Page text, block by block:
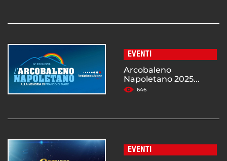
EVENTI
Arcobaleno
Napoletano 2025...
646
EVENTI